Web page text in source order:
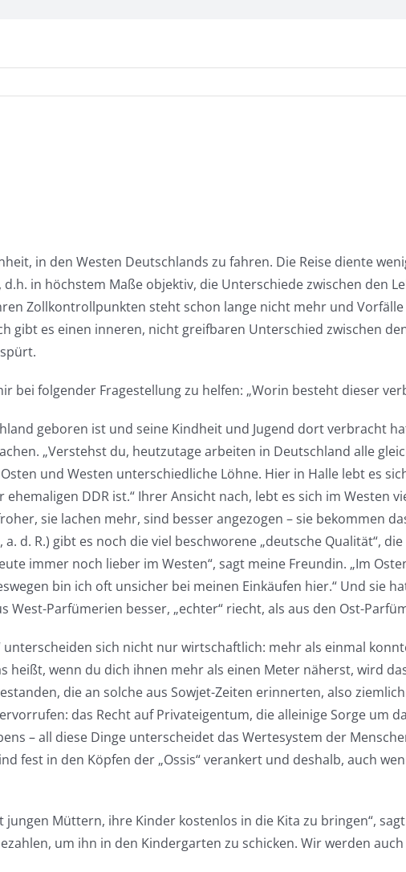
in den Westen Deutschlands zu fahren. Die Reise diente
in höchstem Maße objektiv, die Unterschiede zwischen den
Zollkontrollpunkten steht schon lange nicht mehr und
gibt es einen inneren, nicht greifbaren Unterschied zwischen
bei folgender Fragestellung zu helfen: „Worin besteht dieser
geboren ist und seine Kindheit und Jugend dort verbracht
„Verstehst du, heutzutage arbeiten in Deutschland alle
und Westen unterschiedliche Löhne. Hier in Halle lebt es
DDR ist.“ Ihrer Ansicht nach, lebt es sich im Westen
sie lachen mehr, sind besser angezogen – sie bekommen
d. R.) gibt es noch die viel beschworene „deutsche Qualität“,
immer noch lieber im Westen“, sagt meine Freundin. „Im
bin ich oft unsicher bei meinen Einkäufen hier.“ Und sie
West-Parfümerien besser, „echter“ riecht, als aus den Ost-
unterscheiden sich nicht nur wirtschaftlich: mehr als einmal
heißt, wenn du dich ihnen mehr als einen Meter näherst, wird
die an solche aus Sowjet-Zeiten erinnerten, also
das Recht auf Privateigentum, die alleinige Sorge um
– all diese Dinge unterscheidet das Wertesystem der
fest in den Köpfen der „Ossis“ verankert und deshalb, auch
jungen Müttern, ihre Kinder kostenlos in die Kita zu bringen“,
um ihn in den Kindergarten zu schicken. Wir werden